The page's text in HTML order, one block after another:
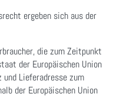
ergeben sich aus der
die zum Zeitpunkt
der Europäischen Union
und Lieferadresse zum
der Europäischen Union